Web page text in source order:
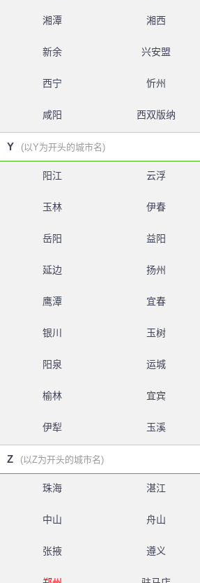
湘潭 湘西
新余 兴安盟
西宁 忻州
咸阳 西双版纳
Y (以Y为开头的城市名)
阳江 云浮
玉林 伊春
岳阳 益阳
延边 扬州
鹰潭 宜春
银川 玉树
阳泉 运城
榆林 宜宾
伊犁 玉溪
Z (以Z为开头的城市名)
珠海 湛江
中山 舟山
张掖 遵义